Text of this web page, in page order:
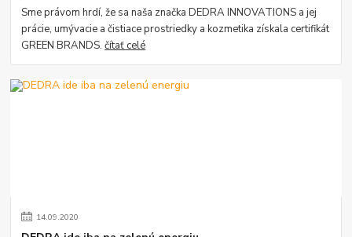
Sme právom hrdí, že sa naša značka DEDRA INNOVATIONS a jej
prácie, umývacie a čistiace prostriedky a kozmetika získala certifikát
GREEN BRANDS.čítať celé
14.09.2020